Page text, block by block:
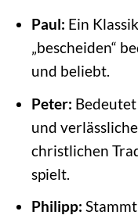
Paul: Ein
„bescheiden“
und beliebt.
Peter: Bedeutet
und
christlichen
spielt.
Philipp: